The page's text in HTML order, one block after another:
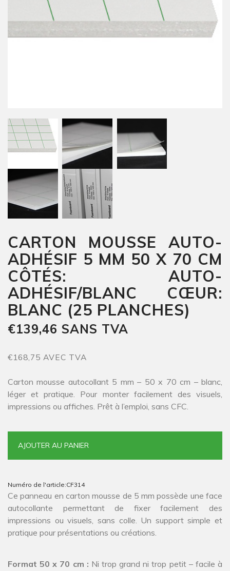
CARTON MOUSSE AUTO-
ADHÉSIF 5 MM 50 X 70 CM
CÔTÉS: AUTO-
ADHÉSIF/BLANC CŒUR:
BLANC (25 PLANCHES)
€139,46 SANS TVA
€168,75 AVEC TVA
Carton mousse autocollant 5 mm – 50 x 70 cm – blanc,
léger et pratique. Pour monter facilement des visuels,
impressions ou affiches. Prêt à l’emploi, sans CFC.
AJOUTER AU PANIER
Numéro de l'article:CF314
Ce panneau en carton mousse de 5 mm possède une face
autocollante permettant de fixer facilement des
impressions ou visuels, sans colle. Un support simple et
pratique pour présentations ou créations.
Format 50 x 70 cm : Ni trop grand ni trop petit – facile à